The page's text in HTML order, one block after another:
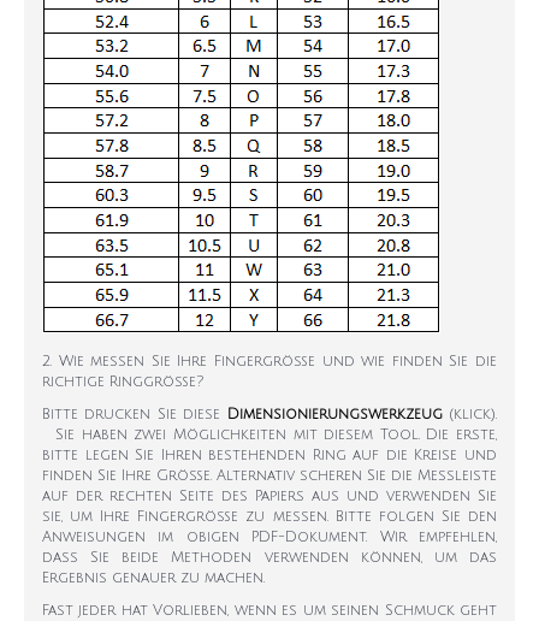
2. Wie messen Sie Ihre Fingergröße und wie finden Sie die
richtige Ringgröße?
Bitte drucken Sie diese Dimensionierungswerkzeug (klick).
Sie haben zwei Möglichkeiten mit diesem Tool. Die erste,
bitte legen Sie Ihren bestehenden Ring auf die Kreise und
finden Sie Ihre Größe. Alternativ scheren Sie die Messleiste
auf der rechten Seite des Papiers aus und verwenden Sie
sie, um Ihre Fingergröße zu messen. Bitte folgen Sie den
Anweisungen im obigen PDF-Dokument. Wir empfehlen,
dass Sie beide Methoden verwenden können, um das
Ergebnis genauer zu machen.
Fast jeder hat Vorlieben, wenn es um seinen Schmuck geht